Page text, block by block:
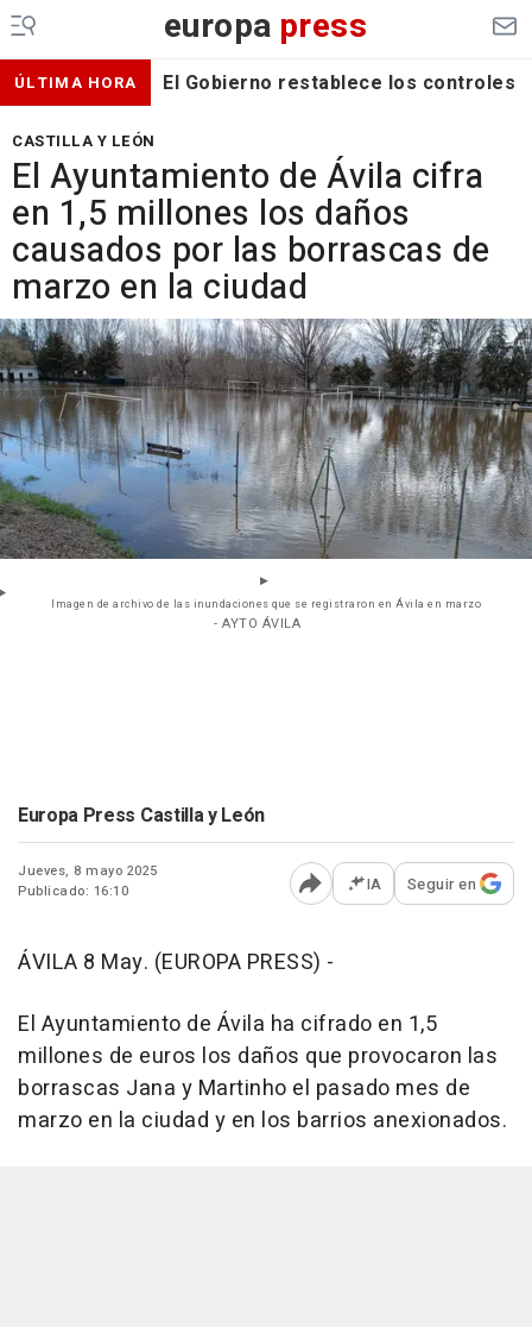
europa press
ÚLTIMA HORA El Gobierno restablece los
CASTILLA Y LEÓN
El Ayuntamiento de Ávila cifra
en 1,5 millones los daños
causados por las borrascas de
marzo en la ciudad
Imagen de archivo de las inundaciones que se registraron en Ávila en marzo
- AYTO ÁVILA
Europa Press Castilla y León
Jueves, 8 mayo 2025
Publicado: 16:10
Abrir opciones para
IA Seguir en
ÁVILA 8 May. (EUROPA PRESS) -
El Ayuntamiento de Ávila ha cifrado en 1,5
millones de euros los daños que provocaron las
borrascas Jana y Martinho el pasado mes de
marzo en la ciudad y en los barrios anexionados.